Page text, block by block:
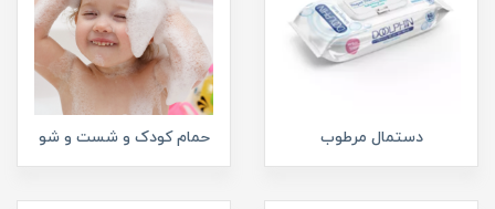
دستمال مرطوب حمام کودک و شست و شو